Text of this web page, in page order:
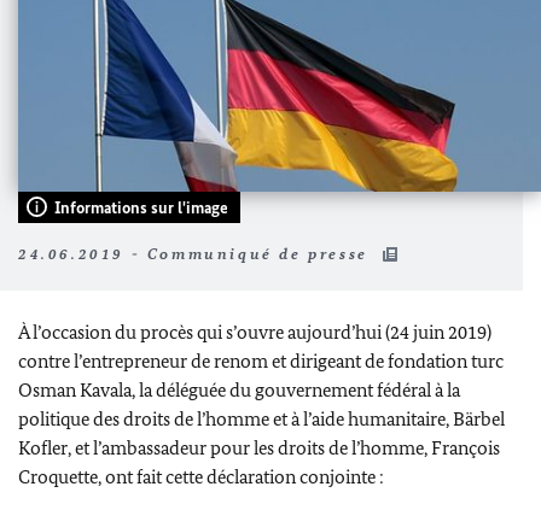
Informations sur l'image
24.06.2019 - Communiqué de presse
À l’occasion du procès qui s’ouvre aujourd’hui (24 juin 2019)
contre l’entrepreneur de renom et dirigeant de fondation turc
Osman Kavala, la déléguée du gouvernement fédéral à la
politique des droits de l’homme et à l’aide humanitaire,Bärbel
Kofler, et l’ambassadeur pour les droits de l’homme, François
Croquette, ont fait cette déclaration conjointe :